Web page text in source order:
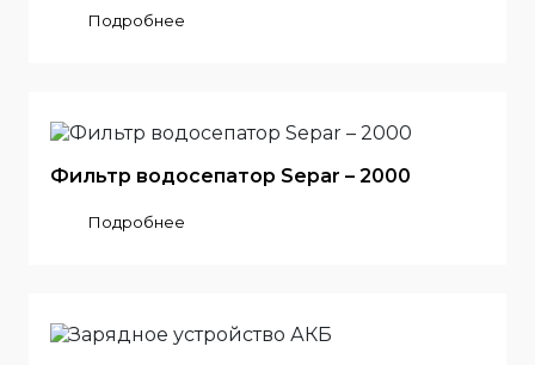
Подробнее
Фильтр водосепатор Separ – 2000
Подробнее